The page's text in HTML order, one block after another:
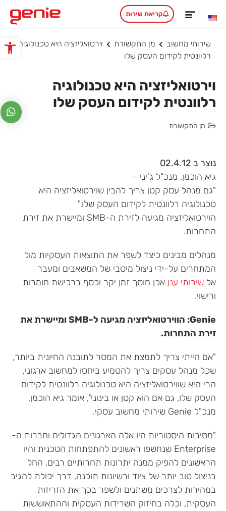
פתח
קריאת שירות
שירותי מחשוב מן התקשורת
וירטואליזציה היא טכנולוגיה
רלוונטית לקידום העסק שלו
וירטואליזציה היא טכנולוגיה
רלוונטית לקידום העסק שלו
מן התקשורת
נוצר ב 02.4.12
גיא הוכמן, מנכ"ל ג'יני –
"גם מנהל עסק קטן צריך להבין שוירטואליזציה היא
טכנולוגיה רלוונטית לקידום העסק שלו."
הוירטואליזציה מגיעה לזירת ה-SMB ומיישרת את זירת
התחרות.
מנהלים מבינים כיצד לשפר את התוצאות העסקיות מול
המתחרים על-ידי ניצול מיטבי של המשאבים ומעבר
אל שירותי ענן אכן חוסך זמן יקר וכסף ברכישת חומרות
ורישוי.
Genie: הווירטואליזציה מגיעה ל-SMB ומיישרת את
זירת התחרות.
"אם הייתי צריך לתמצת את המסר לתובנה החיונית ביותר,
שכל מנהל עסקים צריך להטמיע ביחסו למחשוב ארגוני,
הרי היא שווירטואליזציה היא טכנולוגיה רלוונטית לקידום
העסק שלו, גם אם הוא קטן או בינוני", אומר גיא הוכמן,
מנכ"ל Genie שירותי מחשוב עסקי.
"מסיבות היסטוריות היו אלה הארגונים הגדולים וחברות ה-
Enterprise שנחשפו ראשונים להתפתחות הטכנית והיו
הראשונים להפיק ממנה יתרונות תחרותיים רבים. החל
בניצול טוב יותר של ציוד ורשיונות תוכנה, דרך יכולת להגיב
במהירות לצרכים משתנים ולשפר בכך את הזריזות
העסקית, וכלה בחיזוק השרידות העסקית וההתאוששות